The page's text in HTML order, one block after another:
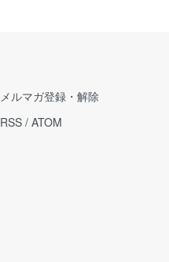
メルマガ登録・解除
RSS / ATOM